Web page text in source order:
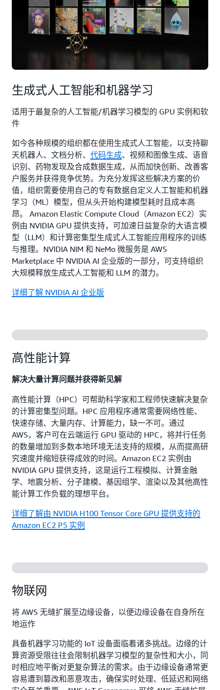
生成式人工智能和机器学习
适用于最复杂的人工智能/机器学习模型的 GPU 实例和软
件
如今各种规模的组织都在使用生成式人工智能，以支持聊
天机器人、文档分析、 代码生成、视频和图像生成、语音
识别、药物发现及合成数据生成，从而加快创新、改善客
户服务并获得竞争优势。为充分发挥这些解决方案的价
值，组织需要使用自己的专有数据自定义人工智能和机器
学习（ML）模型，但从头开始构建模型耗时且成本高
昂。 Amazon Elastic Compute Cloud（Amazon EC2）实
例由 NVIDIA GPU 提供支持，可加速日益复杂的大语言模
型（LLM）和计算密集型生成式人工智能应用程序的训练
与推理。NVIDIA NIM 和 NeMo 微服务是 AWS
Marketplace 中 NVIDIA AI 企业版的一部分，可支持组织
大规模释放生成式人工智能和 LLM 的潜力。
详细了解 NVIDIA AI 企业版
高性能计算
解决大量计算问题并获得新见解
高性能计算（HPC）可帮助科学家和工程师快速解决复杂
的计算密集型问题。HPC 应用程序通常需要网络性能、
快速存储、大量内存、计算能力，缺一不可。通过
AWS，客户可在云端运行 GPU 驱动的 HPC，将并行任务
的数量增加到多数本地环境无法支持的规模，从而提高研
究速度并缩短获得成效的时间。Amazon EC2 实例由
NVIDIA GPU 提供支持，这是运行工程模拟、计算金融
学、地震分析、分子建模、基因组学、渲染以及其他高性
能计算工作负载的理想平台。
详细了解由 NVIDIA H100 Tensor Core GPU 提供支持的
Amazon EC2 P5 实例
物联网
将 AWS 无缝扩展至边缘设备，以便边缘设备在自身所在
地运作
具备机器学习功能的 IoT 设备面临着诸多挑战。边缘的计
算资源受限往往会限制机器学习模型的复杂性和大小，同
时相应地平衡对更复杂算法的需求。由于边缘设备通常更
容易遭到篡改和恶意攻击，确保实时处理、低延迟和网络